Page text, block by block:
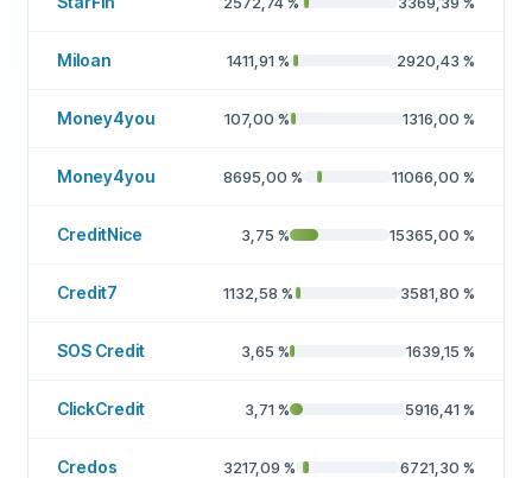
Miloan 1411,91 % 2920,43 %
Money4you 107,00 % 1316,00 %
Money4you 8695,00 % 11066,00 %
CreditNice 3,75 % 15365,00 %
Credit7 1132,58 % 3581,80 %
SOS Credit 3,65 % 1639,15 %
ClickCredit 3,71 % 5916,41 %
Credos 3217,09 % 6721,30 %